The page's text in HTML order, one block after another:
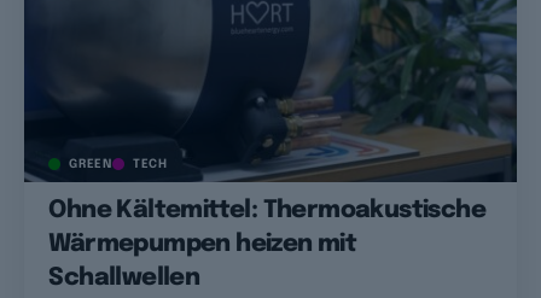
GREEN TECH
Ohne Kältemittel: Thermoakustische
Wärmepumpen heizen mit
Schallwellen